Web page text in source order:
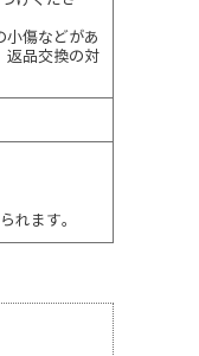
小傷などがあ
返品交換の対
れます。